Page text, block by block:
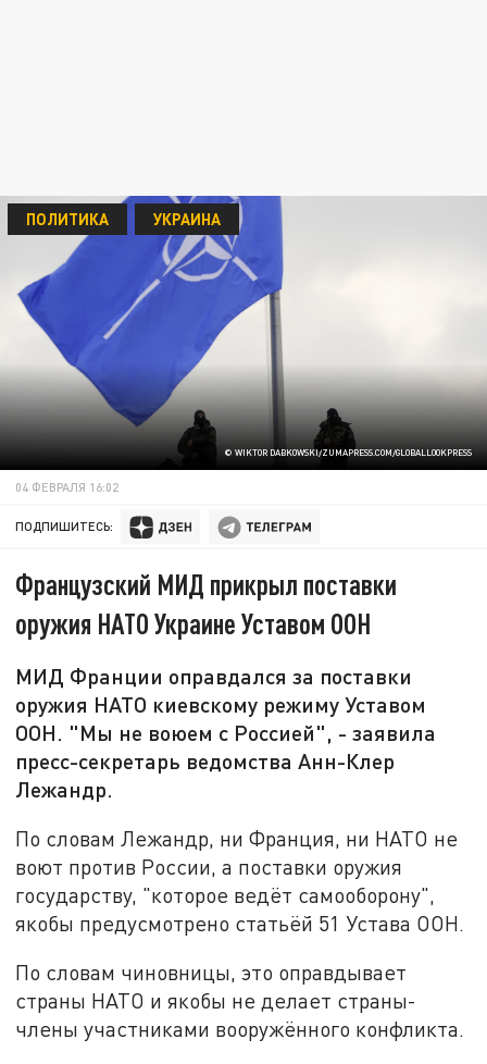
© WIKTOR DABKOWSKI/ZUMAPRESS.COM/GLOBALLOOKPRESS
ПОЛИТИКА УКРАИНА
04 ФЕВРАЛЯ 16:02
ПОДПИШИТЕСЬ:
Французский МИД прикрыл поставки
оружия НАТО Украине Уставом ООН
МИД Франции оправдался за поставки
оружия НАТО киевскому режиму Уставом
ООН. "Мы не воюем с Россией", - заявила
пресс-секретарь ведомства Анн-Клер
Лежандр.
По словам Лежандр, ни Франция, ни НАТО не
воют против России, а поставки оружия
государству, "которое ведёт самооборону",
якобы предусмотрено статьёй 51 Устава ООН.
По словам чиновницы, это оправдывает
страны НАТО и якобы не делает страны-
члены участниками вооружённого конфликта.